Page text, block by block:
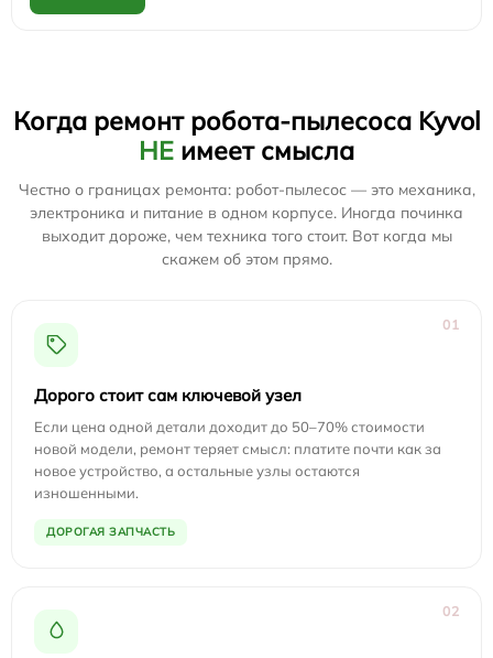
Когда ремонт робота-пылесоса Kyvol
НЕ имеет смысла
Честно о границах ремонта: робот-пылесос — это механика,
электроника и питание в одном корпусе. Иногда починка
выходит дороже, чем техника того стоит. Вот когда мы
скажем об этом прямо.
01
Дорого стоит сам ключевой узел
Если цена одной детали доходит до 50–70% стоимости
новой модели, ремонт теряет смысл: платите почти как за
новое устройство, а остальные узлы остаются
изношенными.
ДОРОГАЯ ЗАПЧАСТЬ
02